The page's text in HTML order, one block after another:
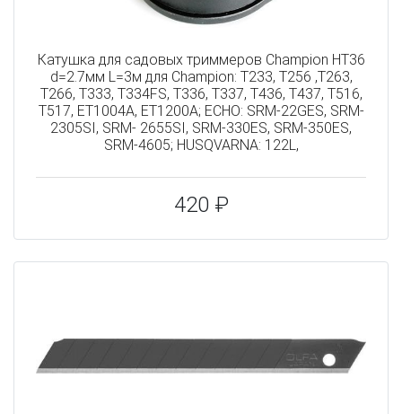
Катушка для садовых триммеров Champion HT36
d=2.7мм L=3м для Champion: Т233, Т256 ,Т263,
Т266, Т333, Т334FS, Т336, Т337, Т436, Т437, Т516,
Т517, ET1004A, ET1200A; ECHO: SRM-22GES, SRM-
2305SI, SRM- 2655SI, SRM-330ES, SRM-350ES,
SRM-4605; HUSQVARNA: 122L,
420 ₽